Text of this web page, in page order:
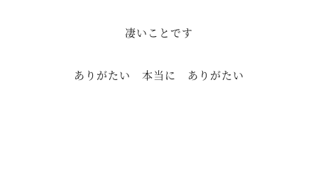
凄いことです
ありがたい 本当に ありがたい